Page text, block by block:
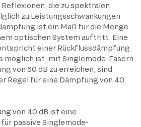
die zu spektralen
zu Leistungsschwankungen
ist ein Maß für die Menge
optischen System auftritt. Eine
einer Rückflussdämpfung
möglich ist, mit Singlemode-Fasern
von 60 dB zu erreichen, sind
Regel für eine Dämpfung von 40
von 40 dB ist eine
passive Singlemode-